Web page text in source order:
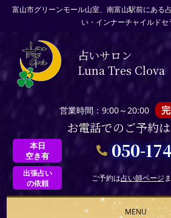
富山市グリーンモール山室、南富山駅前にある
い・インナーチャイルドセ
占いサロン
Luna Tres Clova
営業時間：9:00～20:00
お電話でのご予約
本日
空き有
050-
出張占い
の依頼
ご予約は占い師ページ
MENU